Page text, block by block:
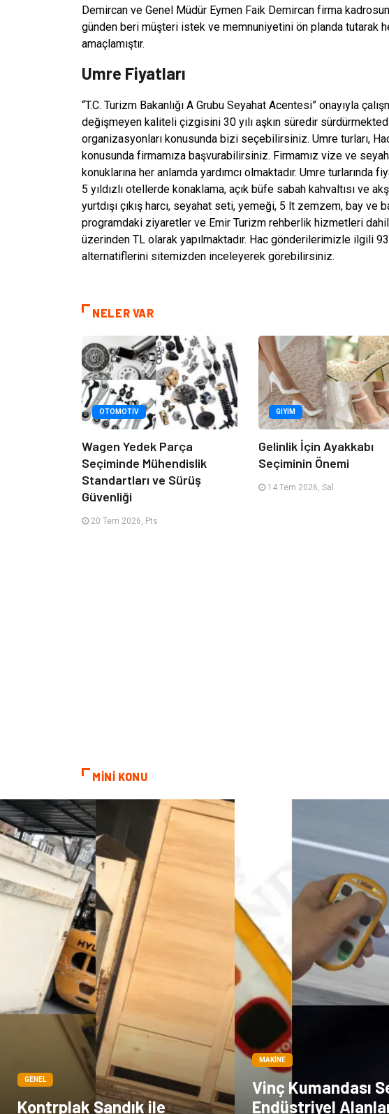
Demircan ve Genel Müdür Eymen Faik Demircan firma
günden beri müşteri istek ve memnuniyetini ön planda tutarak
amaçlamıştır.
Umre Fiyatları
“T.C. Turizm Bakanlığı A Grubu Seyahat Acentesi” onayıyla
değişmeyen kaliteli çizgisini 30 yılı aşkın süredir
organizasyonları konusunda bizi seçebilirsiniz. Umre turları,
konusunda firmamıza başvurabilirsiniz. Firmamız vize ve
konuklarına her anlamda yardımcı olmaktadır. Umre
5 yıldızlı otellerde konaklama, açık büfe sabah kahvaltısı ve
yurtdışı çıkış harcı, seyahat seti, yemeği, 5 lt zemzem, bay ve
programdaki ziyaretler ve Emir Turizm rehberlik hizmetleri
üzerinden TL olarak yapılmaktadır. Hac gönderilerimizle ilgili
alternatiflerini sitemizden inceleyerek görebilirsiniz.
NELER VAR
OTOMOTIV
Wagen Yedek Parça
Seçiminde Mühendislik
Standartları ve Sürüş
Güvenliği
20 Tem 2026, Pts
GIYIM
Gelinlik İçin Ayakkabı
Seçiminin Önemi
14 Tem 2026, Sal
MİNİ KONU
GENEL
Kontrplak Sandık ile
MAKINE
Vinç Kumandası
Endüstriyel